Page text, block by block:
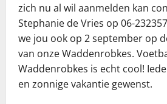
zich nu al wil aanmelden kan
Stephanie de Vries op 06-
we jou ook op 2 september op
van onze Waddenrobkes.
Waddenrobkes is echt cool!
en zonnige vakantie gewenst.